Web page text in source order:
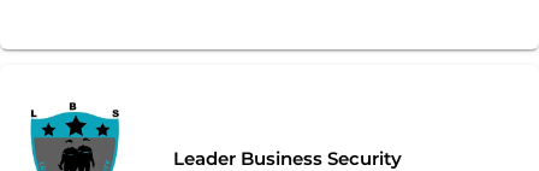
Leader Business Security